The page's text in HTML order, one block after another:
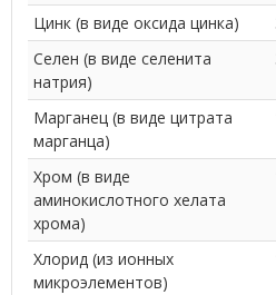
Цинк (в виде оксида цинка)
Селен (в виде селенита
натрия)
Марганец (в виде цитрата
марганца)
Хром (в виде
аминокислотного хелата
хрома)
Хлорид (из ионных
микроэлементов)